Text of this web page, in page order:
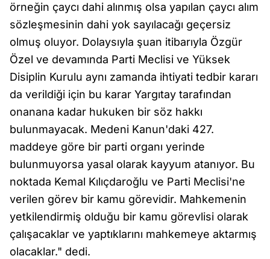
örneğin çaycı dahi alınmış olsa yapılan çaycı alım
sözleşmesinin dahi yok sayılacağı geçersiz
olmuş oluyor. Dolaysıyla şuan itibarıyla Özgür
Özel ve devamında Parti Meclisi ve Yüksek
Disiplin Kurulu aynı zamanda ihtiyati tedbir kararı
da verildiği için bu karar Yargıtay tarafından
onanana kadar hukuken bir söz hakkı
bulunmayacak. Medeni Kanun'daki 427.
maddeye göre bir parti organı yerinde
bulunmuyorsa yasal olarak kayyum atanıyor. Bu
noktada Kemal Kılıçdaroğlu ve Parti Meclisi'ne
verilen görev bir kamu görevidir. Mahkemenin
yetkilendirmiş olduğu bir kamu görevlisi olarak
çalışacaklar ve yaptıklarını mahkemeye aktarmış
olacaklar." dedi.